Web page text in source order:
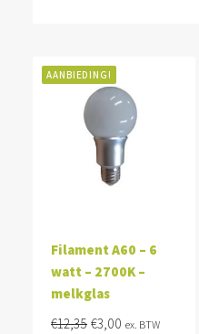
AANBIEDING!
Filament A60 – 6
watt – 2700K –
melkglas
€12,35 Oorspronkelijke
€3,00 Huidige
ex. BTW